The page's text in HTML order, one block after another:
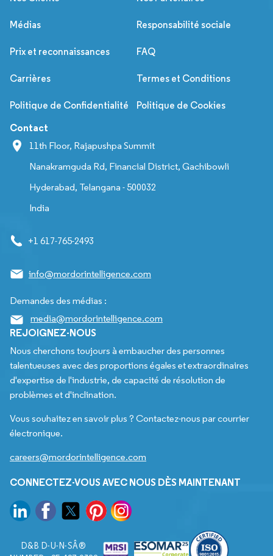
Médias Responsabilité sociale
Prix et reconnaissances FAQ
Carrières Termes et Conditions
Politique de Confidentialité Politique de Cookies
Contact
11th Floor, Rajapushpa Summit
Nanakramguda Rd, Financial District, Gachibowli
Hyderabad, Telangana - 500032
India
+1 617-765-2493
info@mordorintelligence.com
Demandes des médias :
media@mordorintelligence.com
REJOIGNEZ-NOUS
Nous cherchons toujours à embaucher des personnes
talentueuses avec des proportions égales et extraordinaires
d'expertise de l'industrie, de capacité de résolution de
problèmes et d'inclination.
Vous souhaitez en savoir plus ? Contactez-nous par courrier
électronique.
careers@mordorintelligence.com
CONNECTEZ-VOUS AVEC NOUS DÈS MAINTENANT
D&B D-U-N-SÂ®